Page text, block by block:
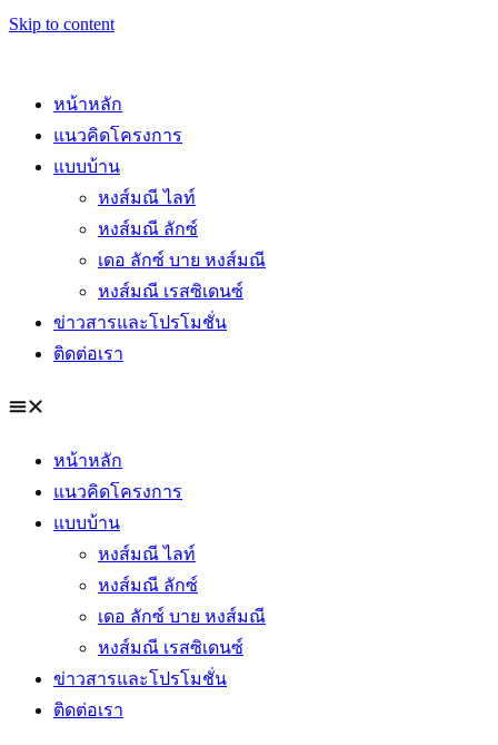
Skip to content
หน้าหลัก
แนวคิดโครงการ
แบบบ้าน
หงส์มณี ไลท์
หงส์มณี ลักซ์
เดอ ลักซ์ บาย หงส์มณี
หงส์มณี เรสซิเดนซ์
ข่าวสารและโปรโมชั่น
ติดต่อเรา
หน้าหลัก
แนวคิดโครงการ
แบบบ้าน
หงส์มณี ไลท์
หงส์มณี ลักซ์
เดอ ลักซ์ บาย หงส์มณี
หงส์มณี เรสซิเดนซ์
ข่าวสารและโปรโมชั่น
ติดต่อเรา